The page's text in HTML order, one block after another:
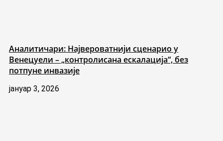
Аналитичари: Највероватнији сценарио у
Венецуели – „контролисана ескалација“, без
потпуне инвазије
јануар 3, 2026